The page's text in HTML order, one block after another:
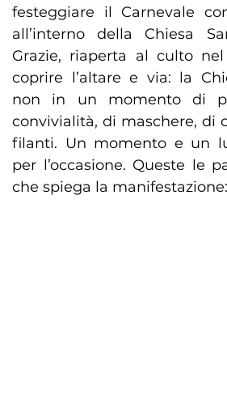
festeggiare il Carnevale
all’interno della Chiesa
Grazie, riaperta al culto
coprire l’altare e via: la
non in un momento di
convivialità, di maschere, di
filanti. Un momento e un
per l’occasione. Queste le
che spiega la manifestazione: